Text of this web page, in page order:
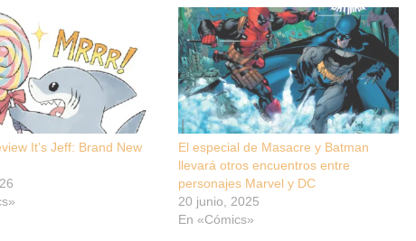
It’s Jeff: Brand New
El especial de Masacre y Batman
llevará otros encuentros entre
personajes Marvel y DC
20 junio, 2025
En «Cómics»